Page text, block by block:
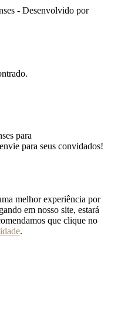
- Desenvolvido por
para
para seus convidados!
melhor experiência por
em nosso site, estará
que clique no
.